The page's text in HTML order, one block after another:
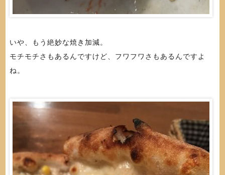
いや、もう絶妙な焼き加減。
モチモチさもあるんですけど、フワフワさもあるんですよ
ね。